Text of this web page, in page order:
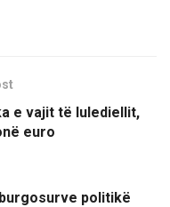
e vajit të lulediellit,
euro
politikë